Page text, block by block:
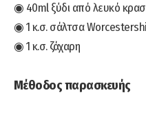
◉ 40ml ξύδι από λευκό
◉ 1 κ.σ. σάλτσα
◉ 1 κ.σ. ζάχαρη
Μέθοδος παρασκευής